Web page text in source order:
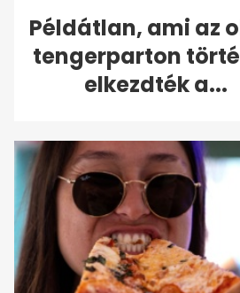
Példátlan, ami az
tengerparton
elkezdték a...